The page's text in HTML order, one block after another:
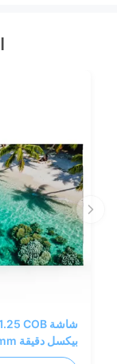
بيكسل دقيقة 600x337.5mm خزانة AL